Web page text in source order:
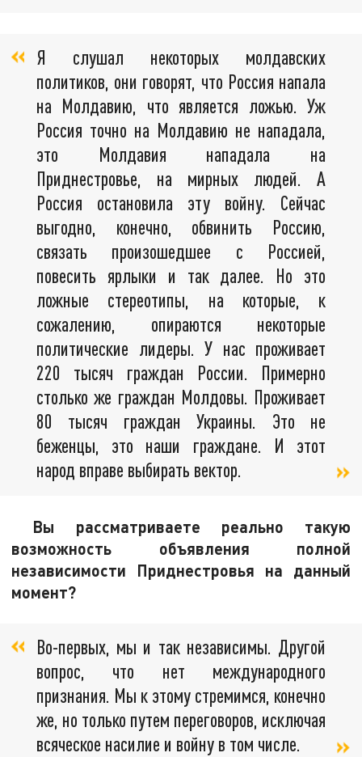
Я слушал некоторых молдавских
политиков, они говорят, что Россия напала
на Молдавию, что является ложью. Уж
Россия точно на Молдавию не нападала,
это Молдавия нападала на
Приднестровье, на мирных людей. А
Россия остановила эту войну. Сейчас
выгодно, конечно, обвинить Россию,
связать произошедшее с Россией,
повесить ярлыки и так далее. Но это
ложные стереотипы, на которые, к
сожалению, опираются некоторые
политические лидеры. У нас проживает
220 тысяч граждан России. Примерно
столько же граждан Молдовы. Проживает
80 тысяч граждан Украины. Это не
беженцы, это наши граждане. И этот
народ вправе выбирать вектор.
Вы рассматриваете реально такую
возможность объявления полной
независимости Приднестровья на данный
момент?
Во-первых, мы и так независимы. Другой
вопрос, что нет международного
признания. Мы к этому стремимся, конечно
же, но только путем переговоров, исключая
всяческое насилие и войну в том числе.